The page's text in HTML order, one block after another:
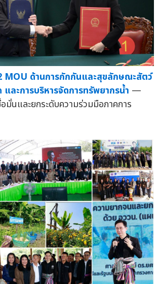
MOU ด้านการกักกันและสุขลักษณะสัตว์
และการบริหารจัดการทรัพยากรน้ำ —
อมั่นและยกระดับความร่วมมือภาคการ